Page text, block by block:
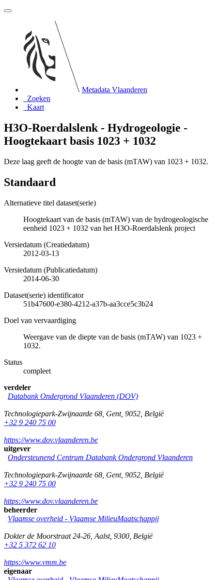
Metadata Vlaanderen
Zoeken
Kaart
H3O-Roerdalslenk - Hydrogeologie -
Hoogtekaart basis 1023 + 1032
Deze laag geeft de hoogte van de basis (mTAW) van 1023 + 1032.
Standaard
Alternatieve titel dataset(serie)
Hoogtekaart van de basis (mTAW) van de hydrogeologische
eenheid 1023 + 1032 van het H3O-Roerdalslenk project
Versiedatum (Creatiedatum)
2012-03-13
Versiedatum (Publicatiedatum)
2014-06-30
Dataset(serie) identificator
51b47600-e380-4212-a37b-aa3cce5c3b24
Doel van vervaardiging
Weergave van de diepte van de basis (mTAW) van 1023 +
1032.
Status
compleet
verdeler
Databank Ondergrond Vlaanderen (DOV)
Technologiepark-Zwijnaarde 68 Gent, 9052 België
+32 9 240 75 00
https://www.dov.vlaanderen.be
uitgever
Ondersteunend Centrum Databank Ondergrond Vlaanderen
Technologiepark-Zwijnaarde 68 Gent, 9052 België
+32 9 240 75 00
https://www.dov.vlaanderen.be
beheerder
Vlaamse overheid - Vlaamse MilieuMaatschappij
Dokter de Moorstraat 24-26 Aalst, 9300 België
+32 5 372 62 10
https://www.vmm.be
eigenaar